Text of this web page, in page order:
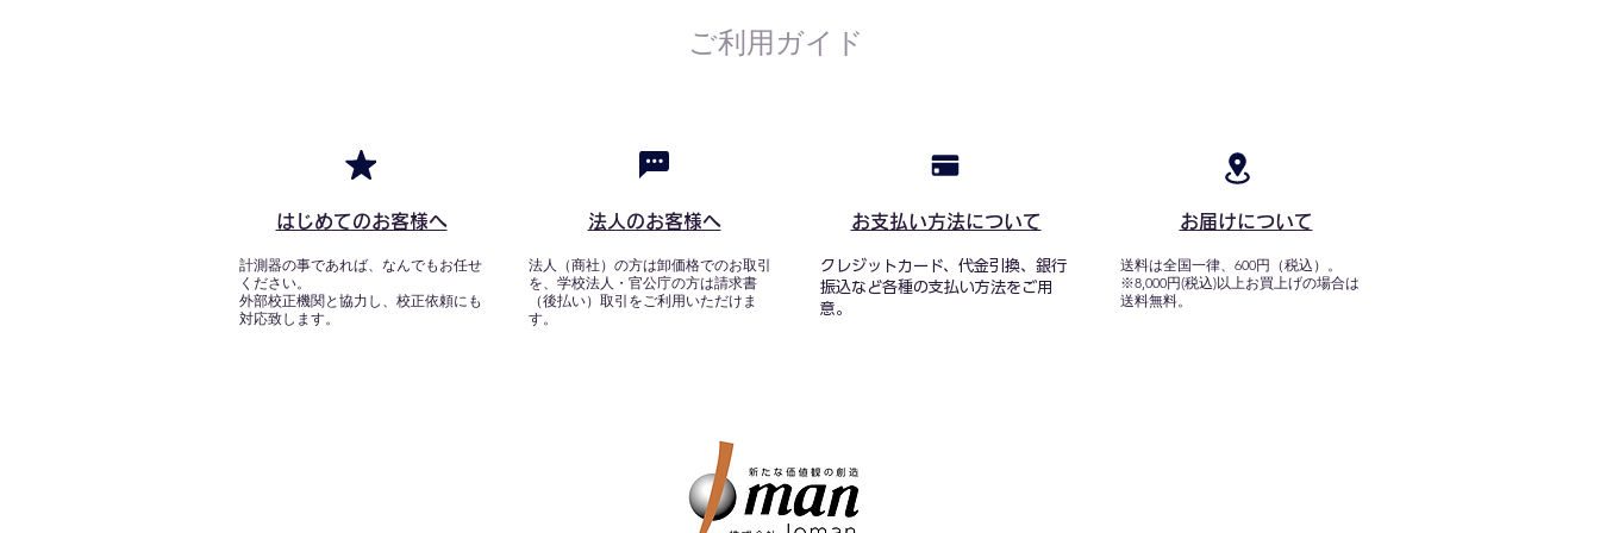
ご利用ガイド
はじめてのお客様へ
計測器の事であれば、なんでもお任せ
ください。
外部校正機関と協力し、校正依頼にも
対応致します。
法人のお客様へ
法人（商社）の方は卸価格でのお取引
を、学校法人・官公庁の方は請求書
（後払い）取引をご利用いただけま
す。
お支払い方法について
クレジットカード、代金引換、銀行
振込など各種の支払い方法をご用
意。
お届けについて
送料は全国一律、600円（税込）。
※8,000円(税込)以上お買上げの場合は
送料無料。